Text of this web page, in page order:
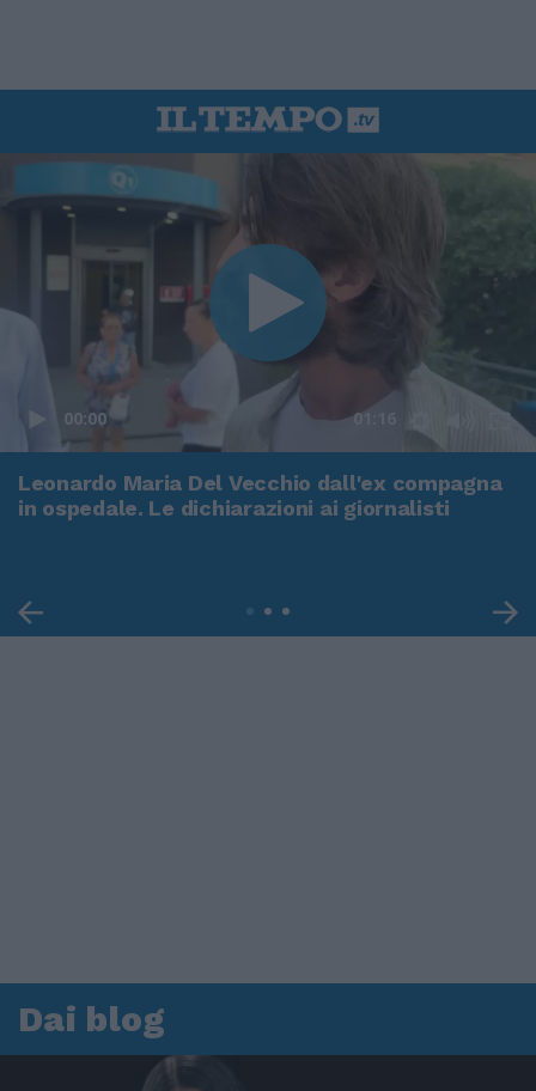
00:00 01:16
Leonardo Maria Del Vecchio dall'ex compagna
in ospedale. Le dichiarazioni ai giornalisti
Dai blog